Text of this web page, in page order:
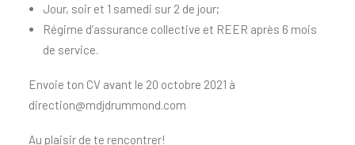
Jour, soir et 1 samedi sur 2 de jour;
Régime d’assurance collective et REER après 6 mois
de service.
Envoie ton CV avant le 20 octobre 2021 à
direction@mdjdrummond.com
Au plaisir de te rencontrer!